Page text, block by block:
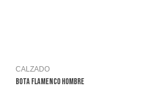
CALZADO
BOTA FLAMENCO HOMBRE